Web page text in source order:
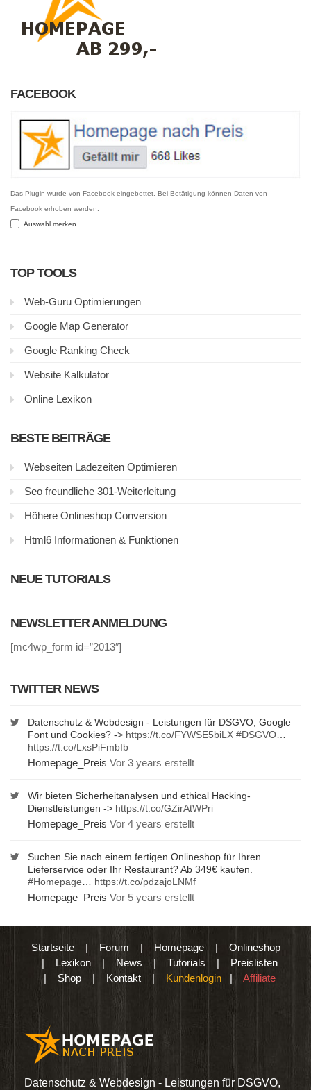
FACEBOOK
Das Plugin wurde von Facebook eingebettet. Bei Betätigung können Daten von
Facebook erhoben werden.
Auswahl merken
TOP TOOLS
Web-Guru Optimierungen
Google Map Generator
Google Ranking Check
Website Kalkulator
Online Lexikon
BESTE BEITRÄGE
Webseiten Ladezeiten Optimieren
Seo freundliche 301-Weiterleitung
Höhere Onlineshop Conversion
Html6 Informationen & Funktionen
NEUE TUTORIALS
NEWSLETTER ANMELDUNG
[mc4wp_form id=”2013″]
TWITTER NEWS
Datenschutz & Webdesign - Leistungen für DSGVO, Google
Font und Cookies? -> https://t.co/FYWSE5biLX #DSGVO
https://t.co/LxsPiFmbIb
Homepage_Preis Vor 3 years erstellt
Wir bieten Sicherheitanalysen und ethical Hacking-
Dienstleistungen -> https://t.co/GZirAtWPri
Homepage_Preis Vor 4 years erstellt
Suchen Sie nach einem fertigen Onlineshop für Ihren
Lieferservice oder Ihr Restaurant? Ab 349€ kaufen.
#Homepage
https://t.co/pdzajoLNMf
Homepage_Preis Vor 5 years erstellt
Startseite| Forum | Homepage| Onlineshop
| Lexikon |News | Tutorials | Preislisten
| Shop | Kontakt | Kundenlogin | Affiliate
Datenschutz & Webdesign - Leistungen für DSGVO,